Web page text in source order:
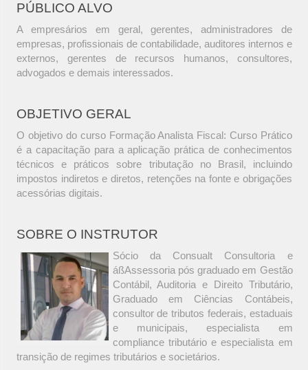
PÚBLICO ALVO
A empresários em geral, gerentes, administradores de
empresas, profissionais de contabilidade, auditores internos e
externos, gerentes de recursos humanos, consultores,
advogados e demais interessados.
OBJETIVO GERAL
O objetivo do curso Formação Analista Fiscal: Curso Prático
é a capacitação para a aplicação prática de conhecimentos
técnicos e práticos sobre tributação no Brasil, incluindo
impostos indiretos e diretos, retenções na fonte e obrigações
acessórias digitais.
SOBRE O INSTRUTOR
Sócio da Consualt Consultoria e
áßAssessoria pós graduado em Gestão
Contábil, Auditoria e Direito Tributário,
Graduado em Ciências Contábeis,
consultor de tributos federais, estaduais
e municipais, especialista em
compliance tributário e especialista em
transição de regimes tributários e societários.